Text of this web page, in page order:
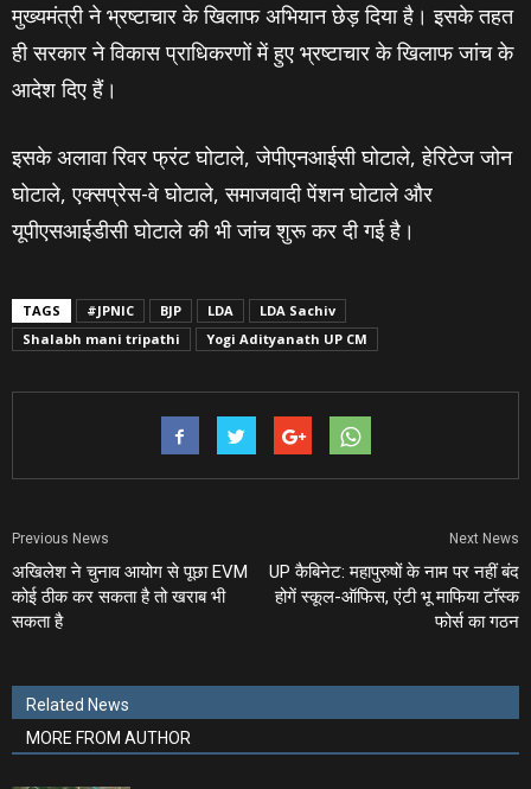
मुख्यमंत्री ने भ्रष्टाचार के खिलाफ अभियान छेड़ दिया है। इसके तहत
ही सरकार ने विकास प्राधिकरणों में हुए भ्रष्टाचार के खिलाफ जांच के
आदेश दिए हैं।
इसके अलावा रिवर फ्रंट घोटाले, जेपीएनआईसी घोटाले, हेरिटेज जोन
घोटाले, एक्सप्रेस-वे घोटाले, समाजवादी पेंशन घोटाले और
यूपीएसआईडीसी घोटाले की भी जांच शुरू कर दी गई है।
TAGS #JPNIC BJP LDA
LDA Sachiv
Shalabh mani tripathi
Yogi Adityanath UP CM
Previous News
अखिलेश ने चुनाव आयोग से पूछा EVM
कोई ठीक कर सकता है तो खराब भी
सकता है
Next News
UP कैबिनेट: महापुरुषों के नाम पर नहीं बंद
होगें स्‍कूल-ऑफिस, एंटी भू माफिया टॉस्‍क
फोर्स का गठन
Related News
MORE FROM AUTHOR